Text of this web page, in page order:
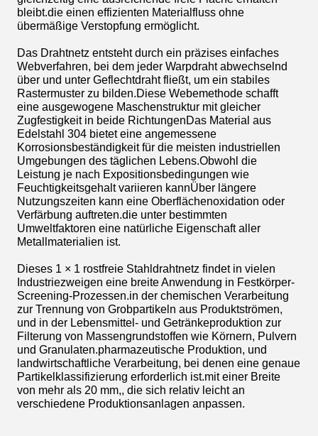
bleibt.die einen effizienten Materialfluss ohne
übermäßige Verstopfung ermöglicht.
Das Drahtnetz entsteht durch ein präzises einfaches
Webverfahren, bei dem jeder Warpdraht abwechselnd
über und unter Geflechtdraht fließt, um ein stabiles
Rastermuster zu bilden.Diese Webemethode schafft
eine ausgewogene Maschenstruktur mit gleicher
Zugfestigkeit in beide RichtungenDas Material aus
Edelstahl 304 bietet eine angemessene
Korrosionsbeständigkeit für die meisten industriellen
Umgebungen des täglichen Lebens.Obwohl die
Leistung je nach Expositionsbedingungen wie
Feuchtigkeitsgehalt variieren kannÜber längere
Nutzungszeiten kann eine Oberflächenoxidation oder
Verfärbung auftreten.die unter bestimmten
Umweltfaktoren eine natürliche Eigenschaft aller
Metallmaterialien ist.
Dieses 1 × 1 rostfreie Stahldrahtnetz findet in vielen
Industriezweigen eine breite Anwendung in Festkörper-
Screening-Prozessen.in der chemischen Verarbeitung
zur Trennung von Grobpartikeln aus Produktströmen,
und in der Lebensmittel- und Getränkeproduktion zur
Filterung von Massengrundstoffen wie Körnern, Pulvern
und Granulaten.pharmazeutische Produktion, und
landwirtschaftliche Verarbeitung, bei denen eine genaue
Partikelklassifizierung erforderlich ist.mit einer Breite
von mehr als 20 mm,, die sich relativ leicht an
verschiedene Produktionsanlagen anpassen.